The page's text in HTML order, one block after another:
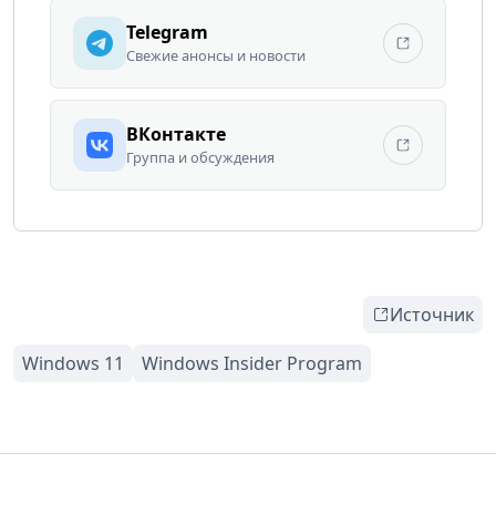
Telegram
Свежие анонсы и новости
ВКонтакте
Группа и обсуждения
Источник